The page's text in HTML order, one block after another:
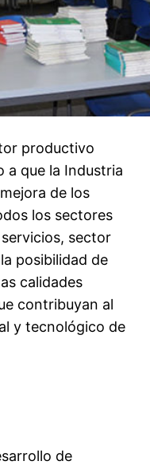
productivo
a que la Industria
de los
los sectores
sector
posibilidad de
calidades
contribuyan al
y tecnológico de
de